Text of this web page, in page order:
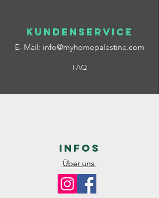
Kundenservice
E- Mail: info@myhomepalestine.com
FAQ
Infos
Über uns